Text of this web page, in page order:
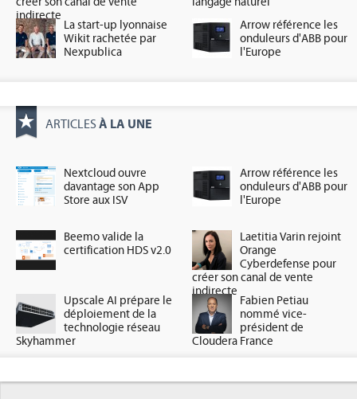
indirecte
La start-up lyonnaise
Wikit rachetée par
Nexpublica
Arrow référence les
onduleurs d'ABB pour
l'Europe
ARTICLES À LA UNE
Nextcloud ouvre
davantage son App
Store aux ISV
Arrow référence les
onduleurs d'ABB pour
l'Europe
Beemo valide la
certification HDS v2.0
Laetitia Varin rejoint
Orange
Cyberdefense pour
créer son canal de vente
indirecte
Upscale AI prépare le
déploiement de la
technologie réseau
Skyhammer
Fabien Petiau
nommé vice-
président de
Cloudera France